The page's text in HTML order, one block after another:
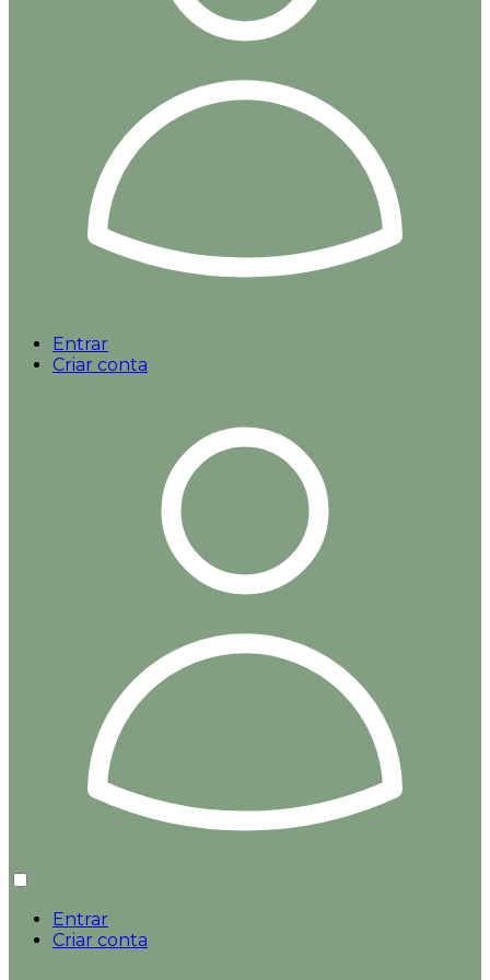
Entrar
Criar conta
Entrar
Criar conta